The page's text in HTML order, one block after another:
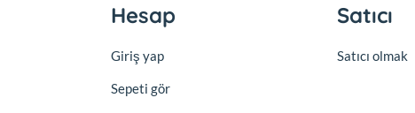
Hesap
Giriş yap
Sepeti gör
Satıcı
Satıcı olmak